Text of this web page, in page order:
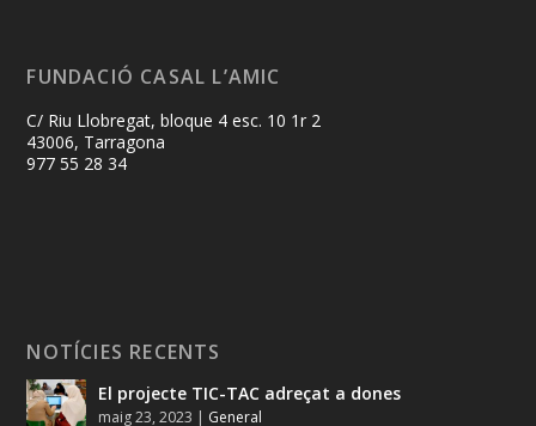
FUNDACIÓ CASAL L’AMIC
C/ Riu Llobregat, bloque 4 esc. 10 1r 2
43006, Tarragona
977 55 28 34
NOTÍCIES RECENTS
El projecte TIC-TAC adreçat a dones
maig 23, 2023 | General